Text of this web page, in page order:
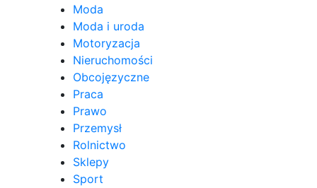
Moda
Moda i uroda
Motoryzacja
Nieruchomości
Obcojęzyczne
Praca
Prawo
Przemysł
Rolnictwo
Sklepy
Sport